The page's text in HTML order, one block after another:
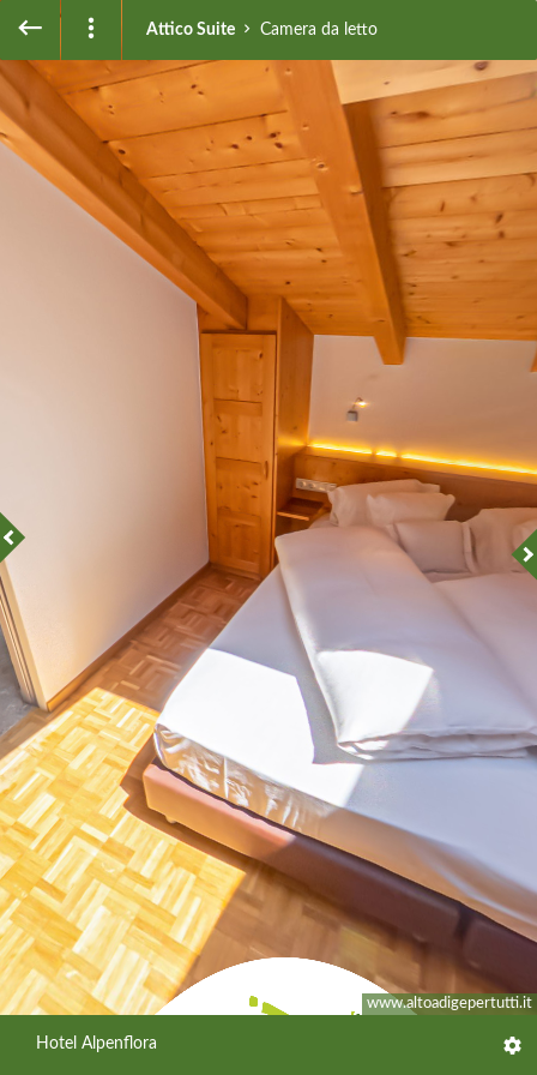
www.altoadigepertutti.it
Hotel Alpenflora
Attico Suite Camera da letto